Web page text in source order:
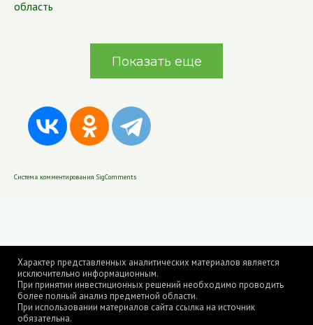
область
Показать еще
Система комментирования SigComments
Характер представленных аналитических материалов является
исключительно информационным.
При принятии инвестиционных решений необходимо проводить
более полный анализ предметной области.
При использовании материалов сайта ссылка на источник
обязательна.